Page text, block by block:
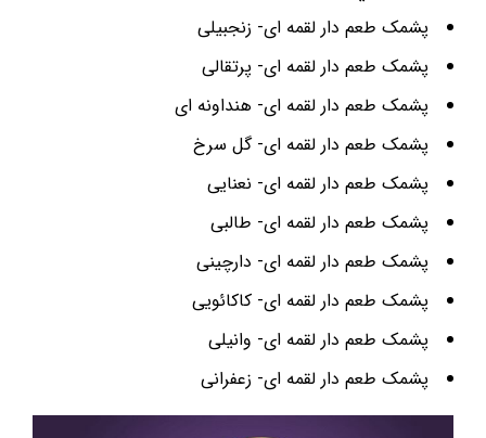
پشمک طعم دار لقمه ای- زنجبیلی
پشمک طعم دار لقمه ای- پرتقالی
پشمک طعم دار لقمه ای- هنداونه ای
پشمک طعم دار لقمه ای- گل سرخ
پشمک طعم دار لقمه ای- نعنایی
پشمک طعم دار لقمه ای- طالبی
پشمک طعم دار لقمه ای- دارچینی
پشمک طعم دار لقمه ای- کاکائویی
پشمک طعم دار لقمه ای- وانیلی
پشمک طعم دار لقمه ای- زعفرانی